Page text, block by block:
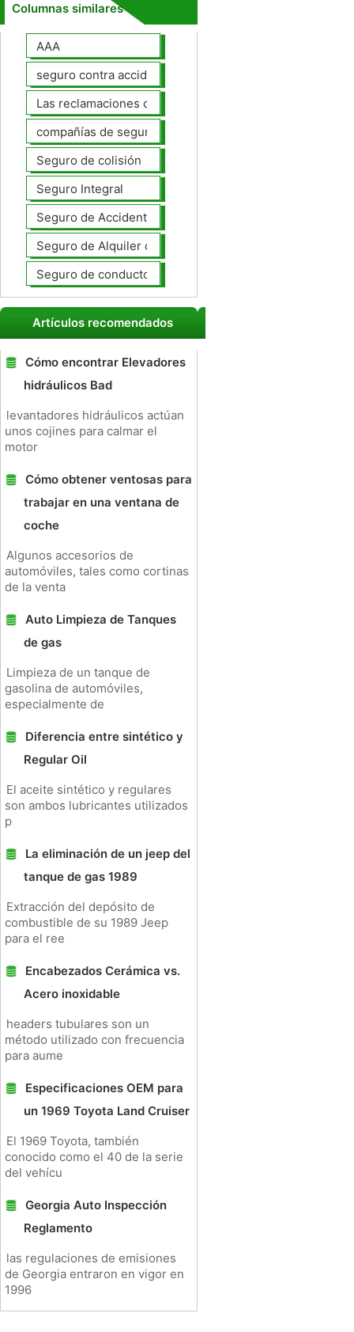
Columnas similares
AAA
seguro contra accidentes
Las reclamaciones de seguros de automóviles
compañías de seguros de coche
Seguro de colisión
Seguro Integral
Seguro de Accidentes Personales
Seguro de Alquiler de coches
Seguro de conductores no asegurados
Artículos recomendados
Cómo encontrar Elevadores
hidráulicos Bad
levantadores hidráulicos actúan
unos cojines para calmar el
motor
Cómo obtener ventosas para
trabajar en una ventana de
coche
Algunos accesorios de
automóviles, tales como cortinas
de la venta
Auto Limpieza de Tanques
de gas
Limpieza de un tanque de
gasolina de automóviles,
especialmente de
Diferencia entre sintético y
Regular Oil
El aceite sintético y regulares
son ambos lubricantes utilizados
p
La eliminación de un jeep del
tanque de gas 1989
Extracción del depósito de
combustible de su 1989 Jeep
para el ree
Encabezados Cerámica vs.
Acero inoxidable
headers tubulares son un
método utilizado con frecuencia
para aume
Especificaciones OEM para
un 1969 Toyota Land Cruiser
El 1969 Toyota, también
conocido como el 40 de la serie
del vehícu
Georgia Auto Inspección
Reglamento
las regulaciones de emisiones
de Georgia entraron en vigor en
1996